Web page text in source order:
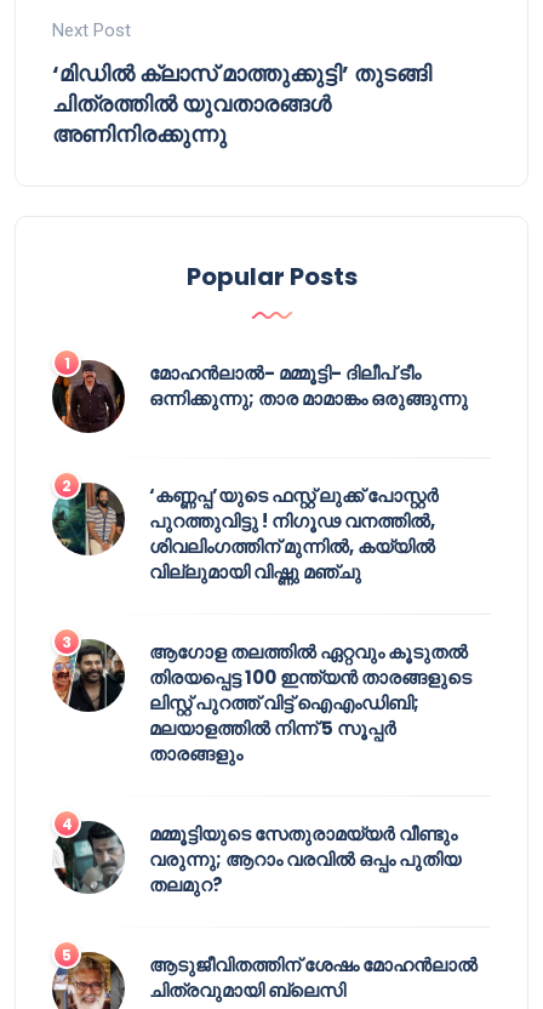
Next Post
‘മിഡിൽ ക്ലാസ് മാത്തുക്കുട്ടി’ തുടങ്ങി
ചിത്രത്തിൽ യുവതാരങ്ങൾ
അണിനിരക്കുന്നു
Popular Posts
മോഹൻലാൽ- മമ്മൂട്ടി- ദിലീപ് ടീം
ഒന്നിക്കുന്നു; താര മാമാങ്കം ഒരുങ്ങുന്നു
‘കണ്ണപ്പ’യുടെ ഫസ്റ്റ് ലുക്ക് പോസ്റ്റർ
പുറത്തുവിട്ടു ! നിഗൂഢ വനത്തിൽ,
ശിവലിംഗത്തിന് മുന്നിൽ, കയ്യിൽ
വില്ലുമായി വിഷ്ണു മഞ്ചു
ആഗോള തലത്തിൽ ഏറ്റവും കൂടുതൽ
തിരയപ്പെട്ട 100 ഇന്ത്യൻ താരങ്ങളുടെ
ലിസ്റ്റ് പുറത്ത് വിട്ട് ഐഎംഡിബി;
മലയാളത്തിൽ നിന്ന് 5 സൂപ്പർ
താരങ്ങളും
മമ്മൂട്ടിയുടെ സേതുരാമയ്യർ വീണ്ടും
വരുന്നു; ആറാം വരവിൽ ഒപ്പം പുതിയ
തലമുറ?
ആടുജീവിതത്തിന് ശേഷം മോഹൻലാൽ
ചിത്രവുമായി ബ്ലെസി